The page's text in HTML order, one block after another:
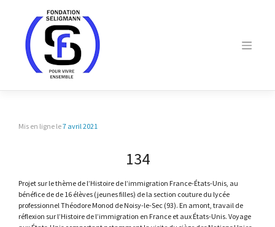
Mis en ligne le7 avril 2021
134
Projet sur le thème de l’Histoire de l’immigration France-États-Unis, au
bénéfice de de 16 élèves (jeunes filles) de la section couture du lycée
professionnel Théodore Monod de Noisy-le-Sec (93). En amont, travail de
réflexion sur l’Histoire de l’immigration en France et aux États-Unis. Voyage